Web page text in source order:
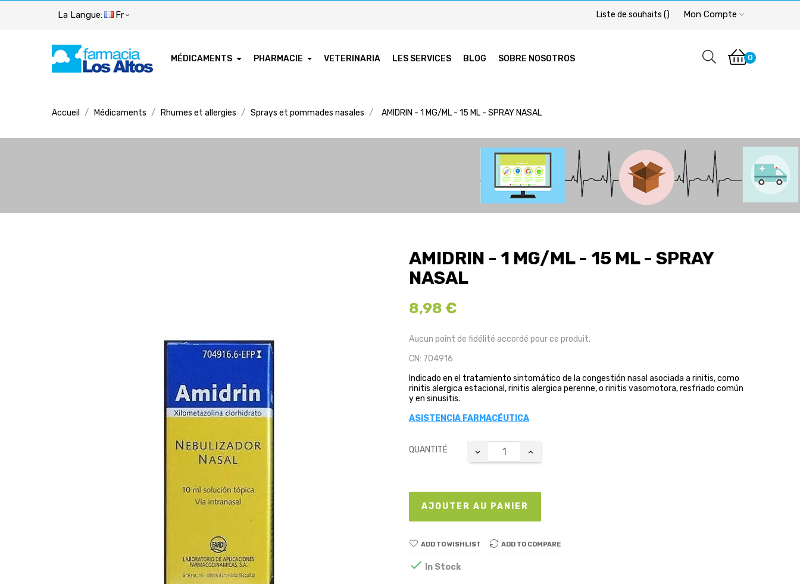
La Langue: Fr Mon Compte
Liste de souhaits ()
MÉDICAMENTS PHARMACIE VETERINARIA LES SERVICES BLOG SOBRE NOSOTROS 0
Accueil Médicaments Rhumes et allergies Sprays et pommades nasales AMIDRIN - 1 MG/ML - 15 ML - SPRAY NASAL
AMIDRIN - 1 MG/ML - 15 ML - SPRAY
NASAL
8,98 €
Aucun point de fidélité accordé pour ce produit.
CN: 704916
Indicado en el tratamiento sintomático de la congestión nasal asociada a rinitis, como
rinitis alergica estacional, rinitis alergica perenne, o rinitis vasomotora, resfriado común
y en sinusitis.
ASISTENCIA FARMACÉUTICA
QUANTITÉ
AJOUTER AU PANIER
ADD TO WISHLIST ADD TO COMPARE
 In Stock